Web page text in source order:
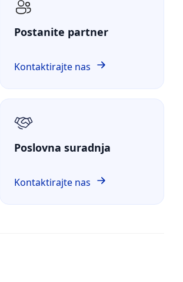
Postanite partner
Kontaktirajte nas
Poslovna suradnja
Kontaktirajte nas